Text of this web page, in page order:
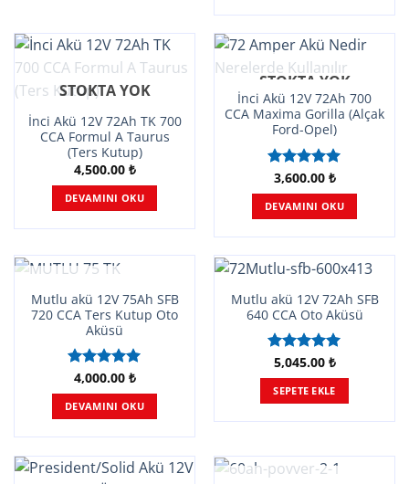
STOKTA YOK
İnci Akü 12V 72Ah TK 700
CCA Formul A Taurus
(Ters Kutup)
4,500.00 ₺
DEVAMINI OKU
STOKTA YOK
İnci Akü 12V 72Ah 700
CCA Maxima Gorilla (Alçak
Ford-Opel)
5 üzerinden
5.00oy
aldı
3,600.00 ₺
DEVAMINI OKU
STOKTA YOK
Mutlu akü 12V 75Ah SFB
720 CCA Ters Kutup Oto
Aküsü
5 üzerinden
5.00oy
aldı
4,000.00 ₺
DEVAMINI OKU
Mutlu akü 12V 72Ah SFB
640 CCA Oto Aküsü
5 üzerinden
5.00oy
aldı
5,045.00 ₺
SEPETE EKLE